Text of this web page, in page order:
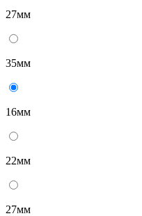
27мм
35мм
16мм
22мм
27мм